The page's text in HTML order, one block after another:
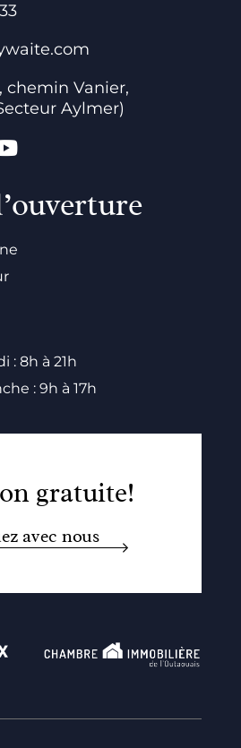
chemin Vanier,
Aylmer)
: 8h à 21h
: 9h à 17h
gratuite!
avec nous